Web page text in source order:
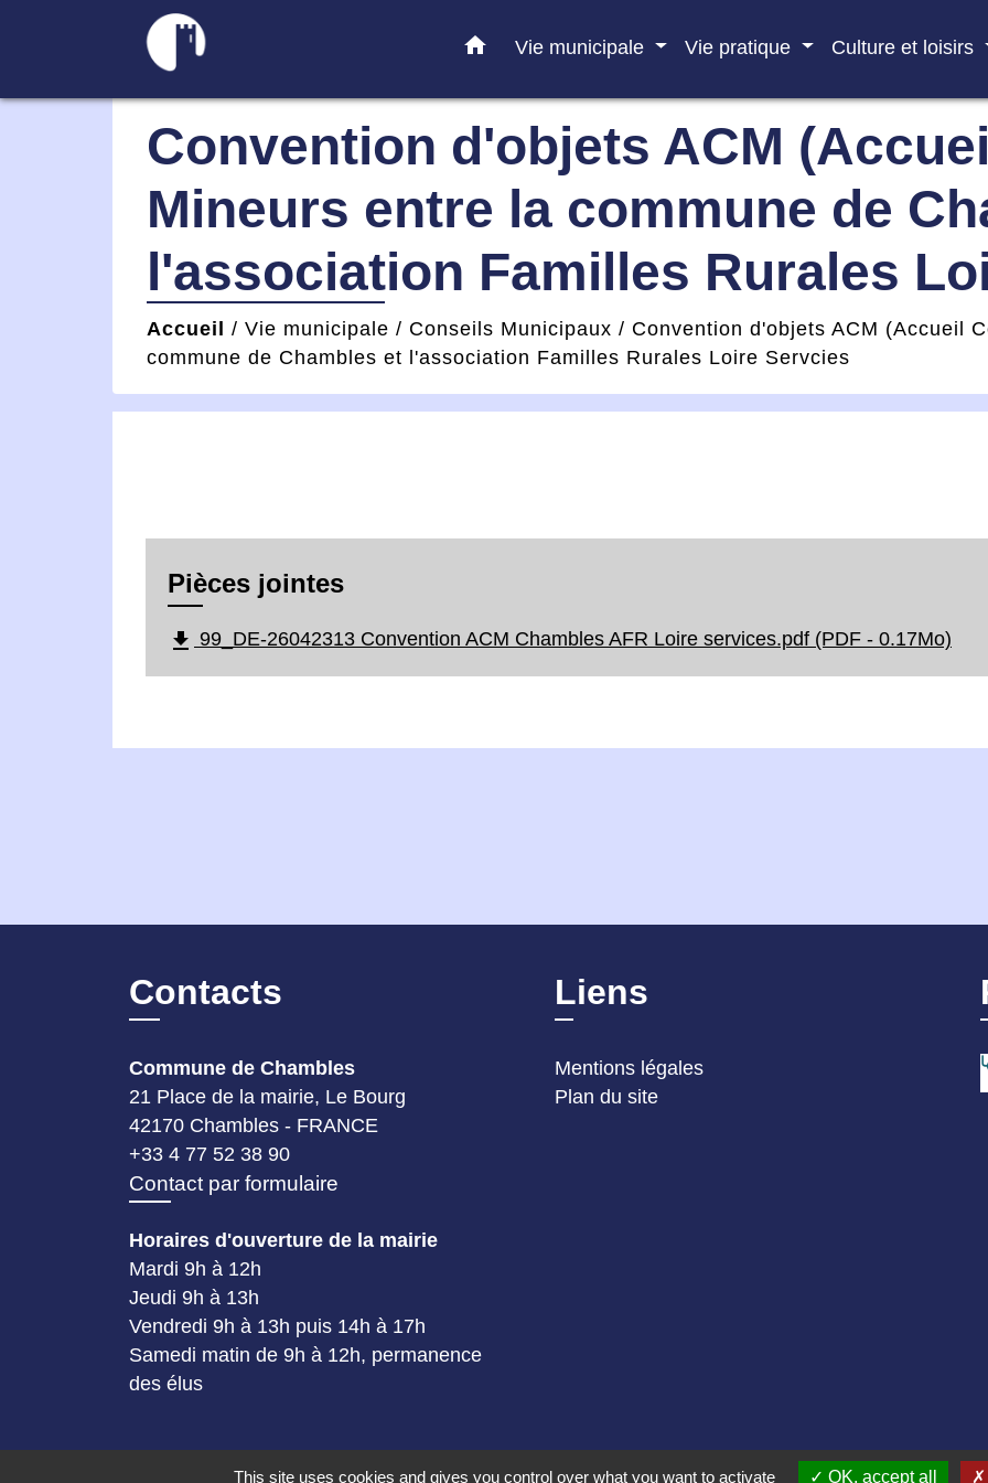
home Vie municipale Vie pratique Culture et loisirs
Convention d'objets ACM
Mineurs entre la commune de
l'association Familles Rurales
Accueil / Vie municipale / Conseils Municipaux / Convention d'objets ACM (Accueil
commune de Chambles et l'association Familles Rurales Loire Servcies
Pièces jointes
file_download 99_DE-26042313 Convention ACM Chambles AFR Loire services.pdf (PDF - 0.17Mo)
Contacts
Commune de Chambles
21 Place de la mairie, Le Bourg
42170 Chambles - FRANCE
+33 4 77 52 38 90
Contact par formulaire
Horaires d'ouverture de la mairie
Mardi 9h à 12h
Jeudi 9h à 13h
Vendredi 9h à 13h puis 14h à 17h
Samedi matin de 9h à 12h, permanence
des élus
Liens
Mentions légales
Plan du site
This site uses cookies and gives you control over what you want to activate OK, accept all